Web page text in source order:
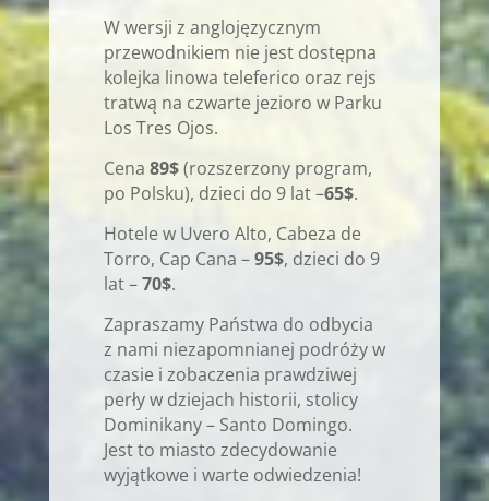
W wersji z anglojęzycznym
przewodnikiem nie jest dostępna
kolejka linowa teleferico oraz rejs
tratwą na czwarte jezioro w Parku
Los Tres Ojos.
Cena 89$(rozszerzony program,
po Polsku), dzieci do 9 lat –65$.
Hotele w Uvero Alto, Cabeza de
Torro, Cap Cana –95$, dzieci do 9
lat –70$.
Zapraszamy Państwa do odbycia
z nami niezapomnianej podróży w
czasie i zobaczenia prawdziwej
perły w dziejach historii, stolicy
Dominikany – Santo Domingo.
Jest to miasto zdecydowanie
wyjątkowe i warte odwiedzenia!